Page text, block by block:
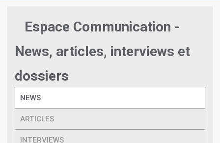
Espace Communication -
News, articles, interviews et
dossiers
NEWS
ARTICLES
INTERVIEWS